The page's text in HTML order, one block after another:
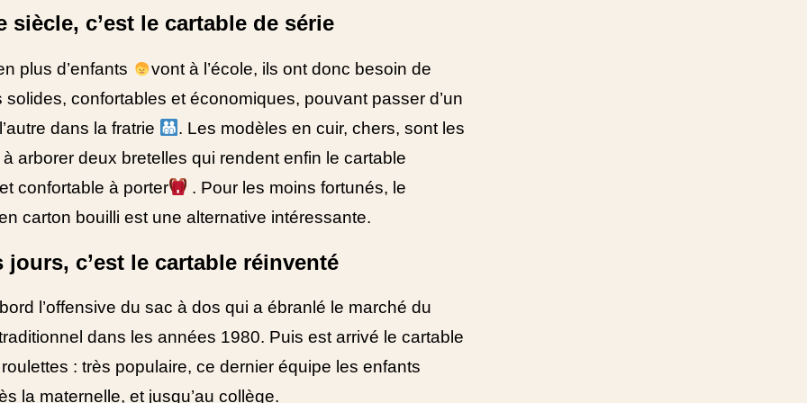
siècle, c’est le cartable de série
plus d’enfants
vont à l’école, ils ont donc besoin de
solides, confortables et économiques, pouvant passer d’un
dans la fratrie
. Les modèles en cuir, chers, sont les
arborer deux bretelles qui rendent enfin le cartable
confortable à porter
. Pour les moins fortunés, le
carton bouilli est une alternative intéressante.
jours, c’est le cartable réinventé
l’offensive du sac à dos qui a ébranlé le marché du
dans les années 1980. Puis est arrivé le cartable
: très populaire, ce dernier équipe les enfants
la maternelle, et jusqu’au collège.